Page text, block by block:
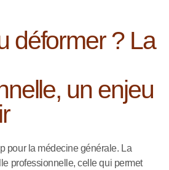
déformer ? La
un enjeu
pour la médecine générale. La
professionnelle, celle qui permet